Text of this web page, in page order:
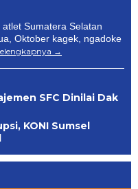
Sumatera Selatan
Oktober kagek, ngadoke
SFC Dinilai Dak
KONI Sumsel